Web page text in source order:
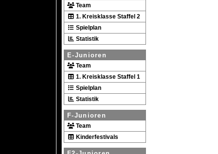
Team
1. Kreisklasse Staffel 2
Spielplan
Statistik
E-Junioren
Team
1. Kreisklasse Staffel 1
Spielplan
Statistik
F-Junioren
Team
Kinderfestivals